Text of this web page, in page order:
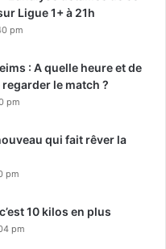
Ligue 1+ à 21h
pm
: A quelle heure et de
le match ?
pm
qui fait rêver la
pm
10 kilos en plus
pm